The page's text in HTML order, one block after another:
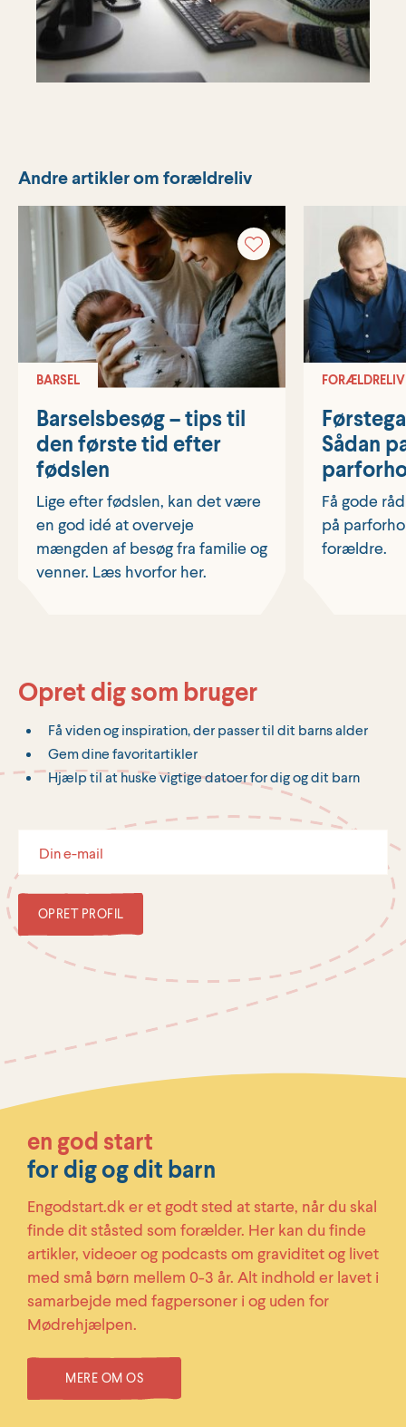
Andre artikler om forældreliv
Barselsbesøg – tips til
den første tid efter
fødslen
BARSEL
Lige efter fødslen, kan det være
en god idé at overveje
mængden af besøg fra familie og
venner. Læs hvorfor her.
Sådan
FORÆLDRELIV
Få gode
på
forældre.
Opret dig som bruger
Få viden og inspiration, der passer til dit barns alder
Gem dine favoritartikler
Hjælp til at huske vigtige datoer for dig og dit barn
OPRET PROFIL
en god start
for dig og dit barn
Engodstart.dk er et godt sted at starte, når du skal
finde dit ståsted som forælder. Her kan du finde
artikler, videoer og podcasts om graviditet og livet
med små børn mellem 0-3 år. Alt indhold er lavet i
samarbejde med fagpersoner i og uden for
Mødrehjælpen.
MERE OM OS